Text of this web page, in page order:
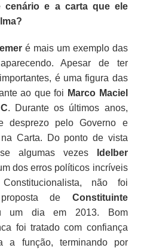
cenário e a carta que ele
é mais um exemplo das
Apesar de ter
é uma figura das
ao que foi Marco Maciel
. Durante os últimos anos,
desprezo pelo Governo e
Carta. Do ponto de vista
algumas vezes
Idelber
dos erros políticos incríveis
não foi
de Constituinte
um dia em 2013. Bom
foi tratado com confiança
a função, terminando por